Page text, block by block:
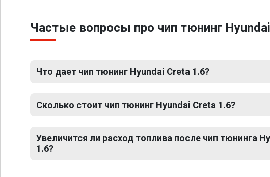
Частые вопросы про чип тюнинг
Что дает чип тюнинг Hyundai Creta 1.6?
Сколько стоит чип тюнинг Hyundai Creta 1.6?
Увеличится ли расход топлива после чип тюнинга
1.6?